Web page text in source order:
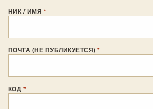
НИК / ИМЯ *
ПОЧТА (НЕ ПУБЛИКУЕТСЯ)*
КОД *